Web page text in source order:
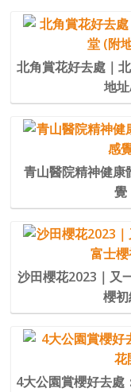
北角賞花好去處｜
地
青山醫院精神健
沙田櫻花2023｜又
櫻
4大公園賞櫻好去